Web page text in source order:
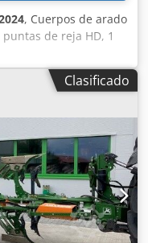
, Cuerpos de arado
de reja HD, 1
altura de bastidor 80
abridor
cortadores, disco
Abrjk
Clasificado